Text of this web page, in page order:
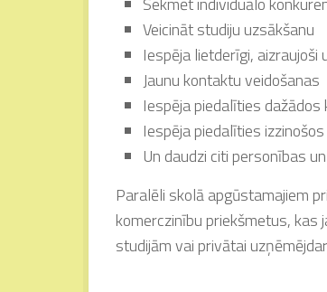
Veicināt studiju uzsākšanu
Iespēja lietderīgi,
Jaunu kontaktu veidošanas
Iespēja piedalīties
Iespēja piedalīties
Un daudzi citi personības
Paralēli skolā apgūstamajiem
komerczinību priekšmetus, kas
studijām vai privātai